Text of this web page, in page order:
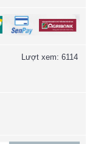
Lượt xem: 6114